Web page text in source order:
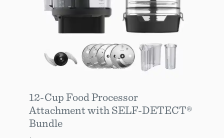
12-Cup Food Processor
Attachment with SELF-DETECT®
Bundle